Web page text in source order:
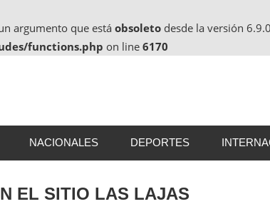
argumento que está obsoleto desde la versión
functions.php on line 6170
NACIONALES DEPORTES
EL SITIO LAS LAJAS